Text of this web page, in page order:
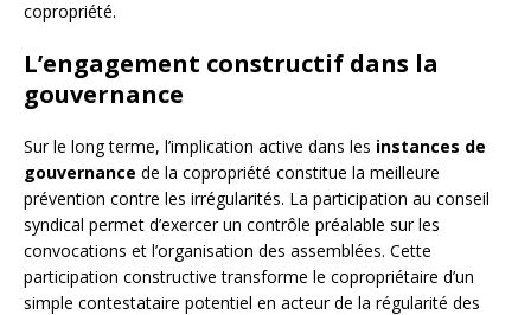
copropriété.
L’engagement constructif dans la
gouvernance
Sur le long terme, l’implication active dans les instances de
gouvernance de la copropriété constitue la meilleure
prévention contre les irrégularités. La participation au conseil
syndical permet d’exercer un contrôle préalable sur les
convocations et l’organisation des assemblées. Cette
participation constructive transforme le copropriétaire d’un
simple contestataire potentiel en acteur de la régularité des